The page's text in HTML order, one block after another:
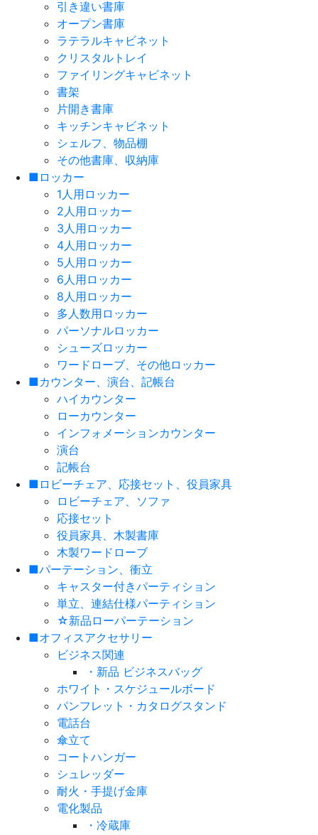
引き違い書庫
オープン書庫
ラテラルキャビネット
クリスタルトレイ
ファイリングキャビネット
書架
片開き書庫
キッチンキャビネット
シェルフ、物品棚
その他書庫、収納庫
■ロッカー
1人用ロッカー
2人用ロッカー
3人用ロッカー
4人用ロッカー
5人用ロッカー
6人用ロッカー
8人用ロッカー
多人数用ロッカー
パーソナルロッカー
シューズロッカー
ワードローブ、その他ロッカー
■カウンター、演台、記帳台
ハイカウンター
ローカウンター
インフォメーションカウンター
演台
記帳台
■ロビーチェア、応接セット、役員家具
ロビーチェア、ソファ
応接セット
役員家具、木製書庫
木製ワードローブ
■パーテーション、衝立
キャスター付きパーティション
単立、連結仕様パーティション
☆新品ローパーテーション
■オフィスアクセサリー
ビジネス関連
・新品 ビジネスバッグ
ホワイト・スケジュールボード
パンフレット・カタログスタンド
電話台
傘立て
コートハンガー
シュレッダー
耐火・手提げ金庫
電化製品
・冷蔵庫